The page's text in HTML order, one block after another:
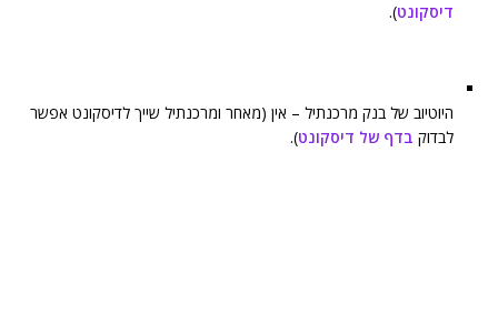
דיסקונט).
היוטיוב של בנק מרכנתיל – אין (מאחר ומרכנתיל שייך לדיסקונט אפשר
לבדוק בדף של דיסקונט).